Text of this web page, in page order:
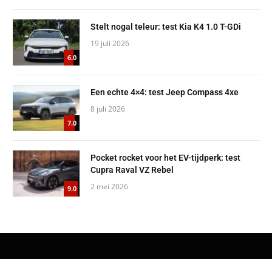
6.0
Stelt nogal teleur: test Kia K4 1.0 T-GDi
19 juli 2026
7.0
Een echte 4×4: test Jeep Compass 4xe
8 juli 2026
9.0
Pocket rocket voor het EV-tijdperk: test
Cupra Raval VZ Rebel
2 mei 2026